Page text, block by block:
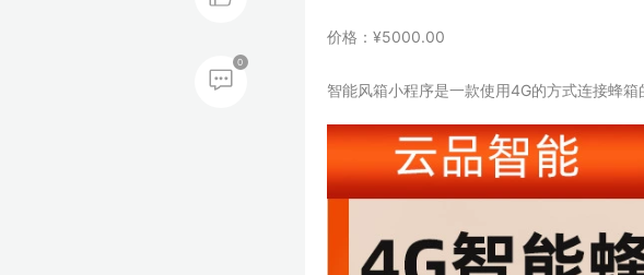
0
价格：¥5000.00
智能风箱小程序是一款使用4G的方式连接蜂